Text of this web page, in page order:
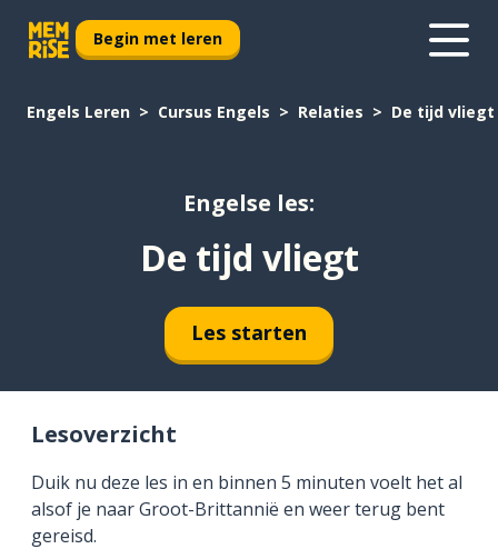
Begin met leren
Engels Leren Cursus Engels Relaties De tijd vliegt
Engelse les:
De tijd vliegt
Les starten
Lesoverzicht
Duik nu deze les in en binnen 5 minuten voelt het al
alsof je naar Groot-Brittannië en weer terug bent
gereisd.